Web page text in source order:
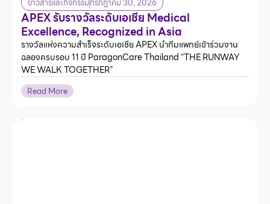
APEX รับรางวัลระดับเอเชีย Medical
Excellence, Recognized in Asia
รางวัลแห่งความสำเร็จระดับเอเชีย APEX นำทีมแพทย์เข้าร่วมงาน
ฉลองครบรอบ 11 ปี ParagonCare Thailand “THE RUNWAY
WE WALK TOGETHER”
Read More